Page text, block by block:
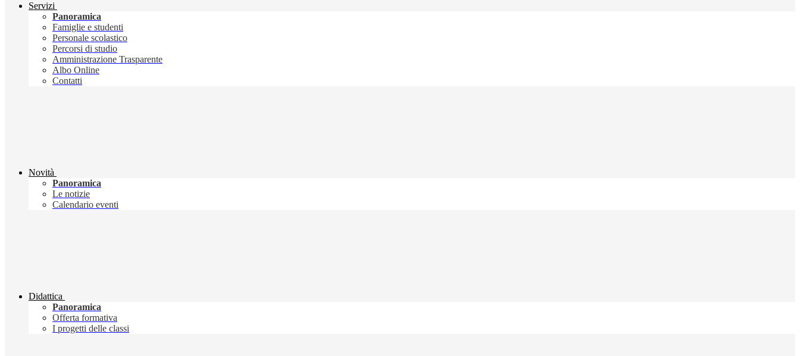
Servizi
Panoramica
Famiglie e studenti
Personale scolastico
Percorsi di studio
Amministrazione Trasparente
Albo Online
Contatti
Novità
Panoramica
Le notizie
Calendario eventi
Didattica
Panoramica
Offerta formativa
I progetti delle classi